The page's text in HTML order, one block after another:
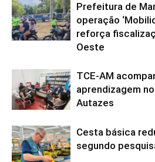
Prefeitura de
operação
reforça
Oeste
TCE-AM
aprendizagem
Autazes
Cesta básica
segundo